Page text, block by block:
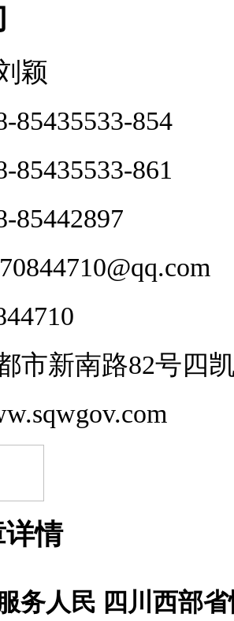
颖
85435533-854
85435533-861
85442897
市新南路82号四
情
务人民 四川西部